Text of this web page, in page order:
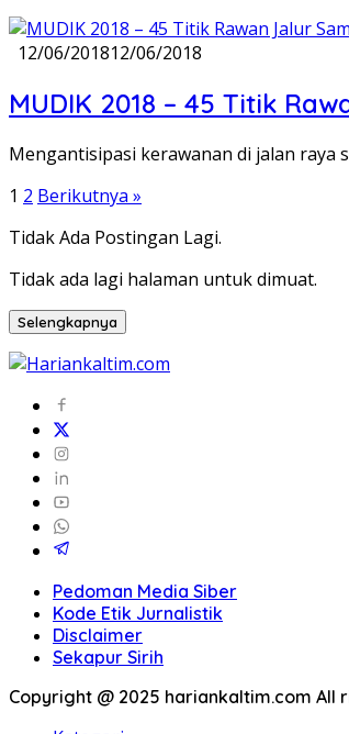
12/06/201812/06/2018
MUDIK 2018 – 45 Titik
Mengantisipasi kerawanan di jalan
Paginasi
pos
1 2 Berikutnya »
Tidak Ada Postingan Lagi.
Tidak ada lagi halaman untuk dimuat.
Selengkapnya
Pedoman Media Siber
Kode Etik Jurnalistik
Disclaimer
Sekapur Sirih
Copyright @ 2025 hariankaltim.com All